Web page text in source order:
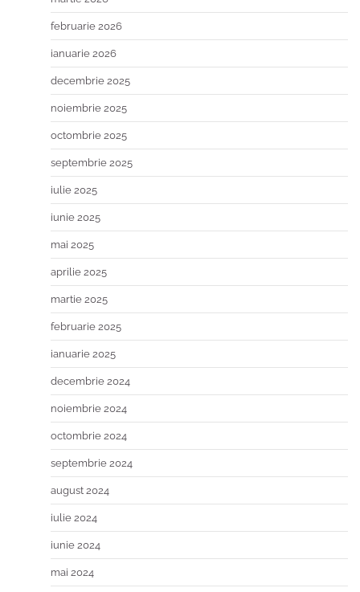
februarie 2026
ianuarie 2026
decembrie 2025
noiembrie 2025
octombrie 2025
septembrie 2025
iulie 2025
iunie 2025
mai 2025
aprilie 2025
martie 2025
februarie 2025
ianuarie 2025
decembrie 2024
noiembrie 2024
octombrie 2024
septembrie 2024
august 2024
iulie 2024
iunie 2024
mai 2024